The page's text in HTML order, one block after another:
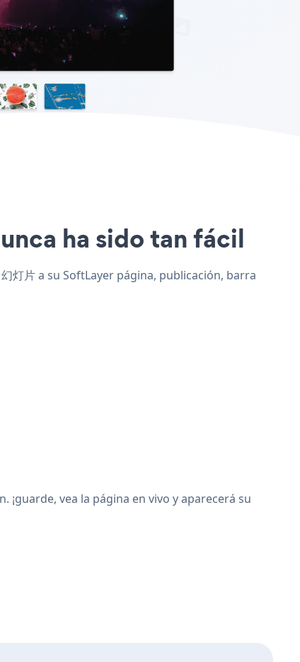
ha sido tan fácil
灯片 a su SoftLayer página, publicación, barra
vea la página en vivo y aparecerá su